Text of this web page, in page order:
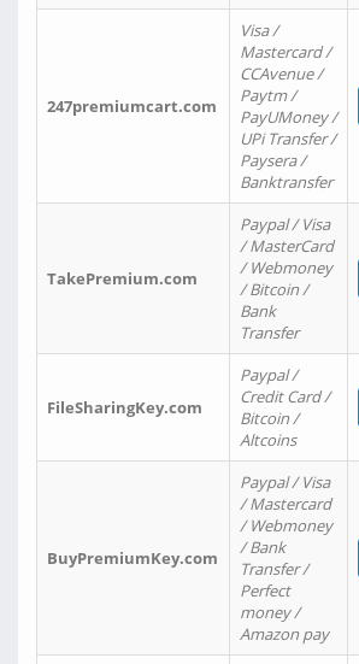
247premiumcart.com
Visa /
Mastercard /
CCAvenue /
Paytm /
PayUMoney /
UPi Transfer /
Paysera /
Banktransfer
TakePremium.com
Paypal / Visa
/ MasterCard
/ Webmoney
/ Bitcoin /
Bank
Transfer
FileSharingKey.com
Paypal /
Credit Card /
Bitcoin /
Altcoins
BuyPremiumKey.com
Paypal / Visa
/ Mastercard
/ Webmoney
/ Bank
Transfer /
Perfect
money /
Amazon pay